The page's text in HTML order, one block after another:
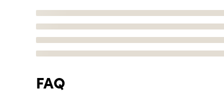
FAQ